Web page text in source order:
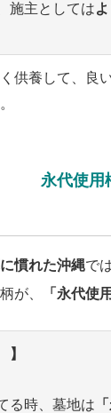
施主としては
供養して、良
永代使用
慣れた沖縄で
が、
「永代使
時、墓地は